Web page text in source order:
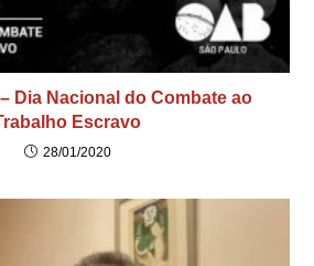
Dia Nacional do Combate ao
Escravo
28/01/2020